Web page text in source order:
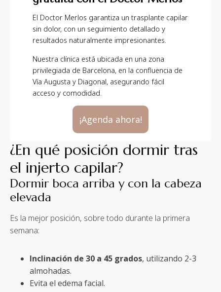
El Doctor Merlos garantiza un trasplante capilar
sin dolor, con un seguimiento detallado y
resultados naturalmente impresionantes.
Nuestra clínica está ubicada en una zona
privilegiada de Barcelona, en la confluencia de
Vía Augusta y Diagonal, asegurando fácil
acceso y comodidad.
¡Agenda ahora!
¿En qué posición dormir tras
el injerto capilar?
Dormir boca arriba y con la cabeza
elevada
Es la mejor posición, sobre todo durante la primera
semana:
Inclinación de 30 a 45 grados, utilizando 2-3
almohadas.
Evita el edema facial.